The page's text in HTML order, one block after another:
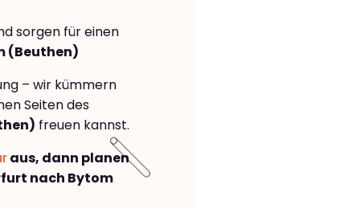
sorgen für einen
(Beuthen)
– wir kümmern
Seiten des
freuen kannst.
aus, dann planen
nach Bytom